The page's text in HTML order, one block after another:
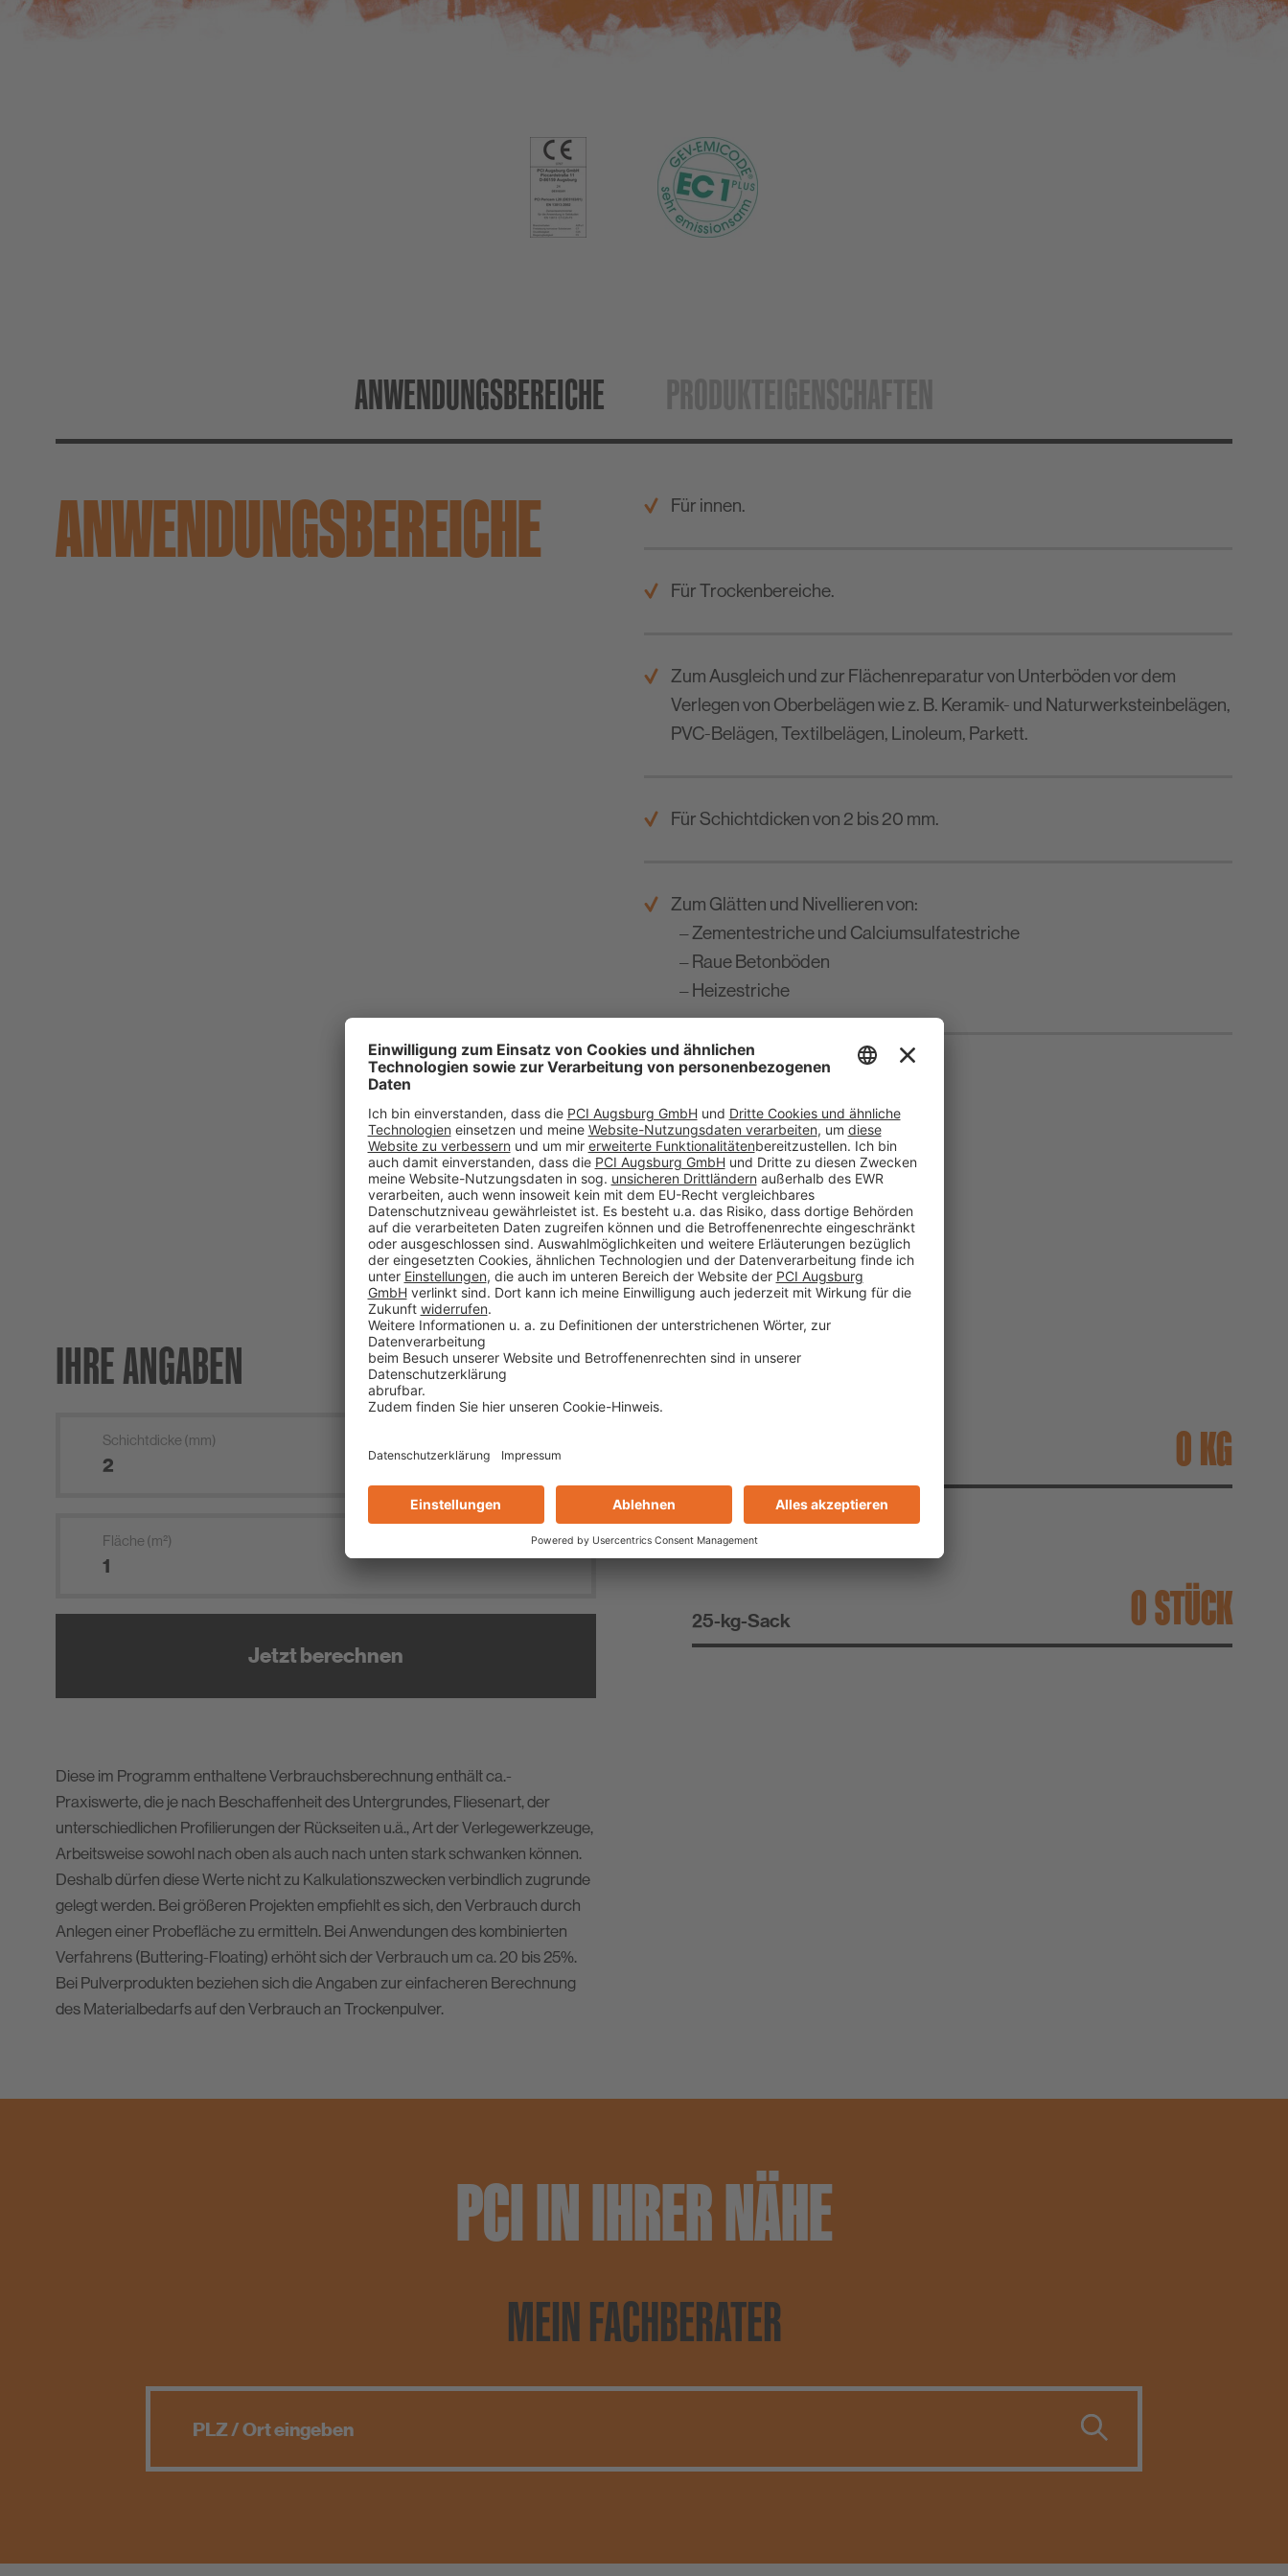
ANWENDUNGS­BEREICHE
ANWENDUNGS­BEREICHE Für innen.
Für Trockenbereiche.
Zum Ausgleich und zur Flächenreparatur von Unterböden vor dem
Verlegen von Oberbelägen wie z. B. Keramik- und Naturwerksteinbelägen,
PVC-Belägen, Textilbelägen, Linoleum, Parkett.
Für Schichtdicken von 2 bis 20 mm.
Zum Glätten und Nivellieren von:
– Zementestriche und Calciumsulfatestriche
– Raue Betonböden
– Heizestriche
VERBRAUCHS­RECHNER
IHRE ANGABEN
Schichtdicke (mm)
Fläche (m²)
Jetzt berechnen
IHR ERGEBNIS
KG
ENTSPRICHT
25-kg-Sack STÜCK
Diese im Programm enthaltene Verbrauchsberechnung enthält ca.-
Praxiswerte, die je nach Beschaffenheit des Untergrundes, Fliesenart, der
unterschiedlichen Profilierungen der Rückseiten u.ä., Art der Verlegewerkzeuge,
Arbeitsweise sowohl nach oben als auch nach unten stark schwanken können.
Deshalb dürfen diese Werte nicht zu Kalkulationszwecken verbindlich zugrunde
gelegt werden. Bei größeren Projekten empfiehlt es sich, den Verbrauch durch
Anlegen einer Probefläche zu ermitteln. Bei Anwendungen des kombinierten
Verfahrens (Buttering-Floating) erhöht sich der Verbrauch um ca. 20 bis 25%.
Bei Pulverprodukten beziehen sich die Angaben zur einfacheren Berechnung
des Materialbedarfs auf den Verbrauch an Trockenpulver.
PCI IN IHRER NÄHE
MEIN FACHBERATER